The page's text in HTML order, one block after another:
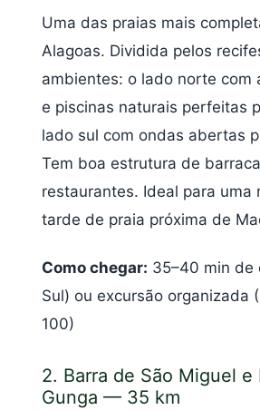
Uma das praias mais
Alagoas. Dividida pelos
ambientes: o lado norte com
e piscinas naturais perfeitas
lado sul com ondas abertas
Tem boa estrutura de
restaurantes. Ideal para uma
tarde de praia próxima de
Como chegar: 35–40 min de
Sul) ou excursão organizada
100)
2. Barra de São Miguel e
Gunga — 35 km